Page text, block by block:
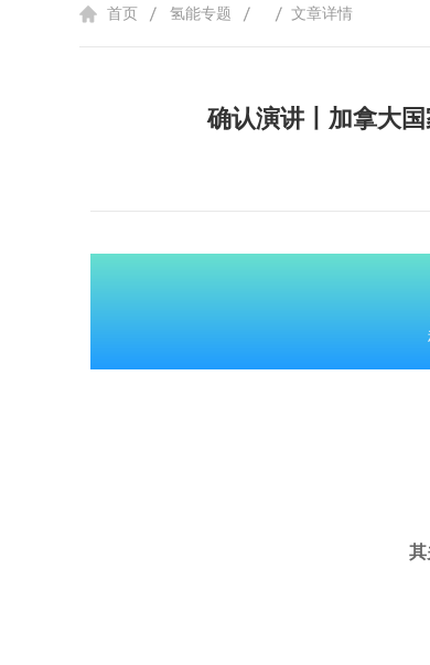
首页 氢能专题 文章详情
确认演讲丨加拿大
其